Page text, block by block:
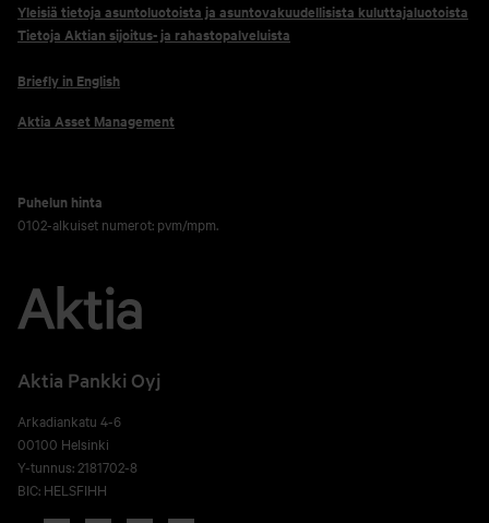
Yleisiä tietoja asuntoluotoista ja asuntovakuudellisista kuluttajaluotoista
Tietoja Aktian sijoitus- ja rahastopalveluista
Briefly in English
Aktia Asset Management
Puhelun hinta
0102-alkuiset numerot: pvm/mpm.
Aktia Pankki Oyj
Arkadiankatu 4-6
00100 Helsinki
Y-tunnus: 2181702-8
BIC: HELSFIHH